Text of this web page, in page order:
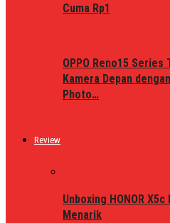
Cuma Rp1
OPPO Reno15
Kamera Depan
Photo…
Review
Unboxing HONOR
Menarik